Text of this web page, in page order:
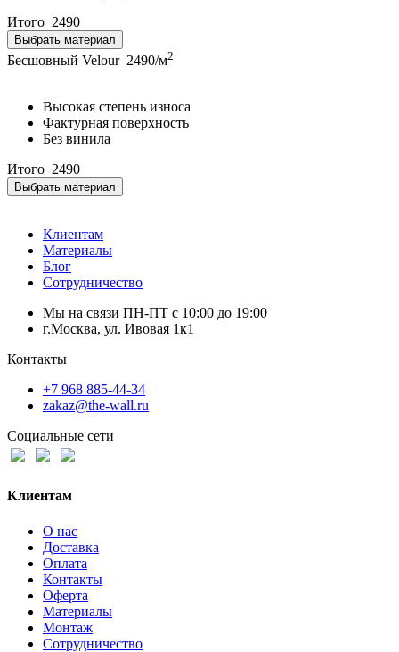
Итого 2490
Выбрать материал
Бесшовный Velour 2490/м2
Высокая степень износа
Фактурная поверхность
Без винила
Итого 2490
Выбрать материал
Клиентам
Материалы
Блог
Сотрудничество
Мы на связи ПН-ПТ с 10:00 до 19:00
г.Москва, ул. Ивовая 1к1
Контакты
+7 968 885-44-34
zakaz@the-wall.ru
Социальные сети
Клиентам
О нас
Доставка
Оплата
Контакты
Оферта
Материалы
Монтаж
Сотрудничество